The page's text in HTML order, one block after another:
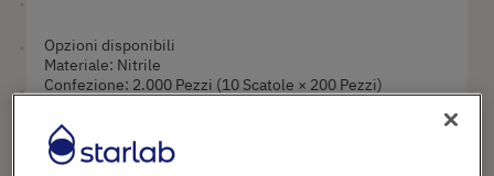
Opzioni disponibili
Materiale: Nitrile
Confezione: 2.000 Pezzi (10 Scatole × 200 Pezzi)